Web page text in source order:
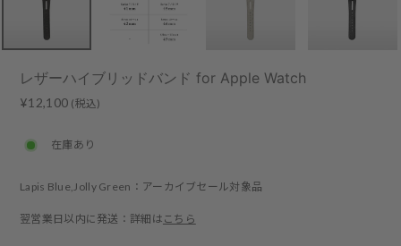
レザーハイブリッドバンド for Apple Watch
Regular
Sale
¥12,100 (税込)
在庫あり
Lapis Blue,Jolly Green：アーカイブセール対象品
翌営業日以内に発送：詳細は こちら